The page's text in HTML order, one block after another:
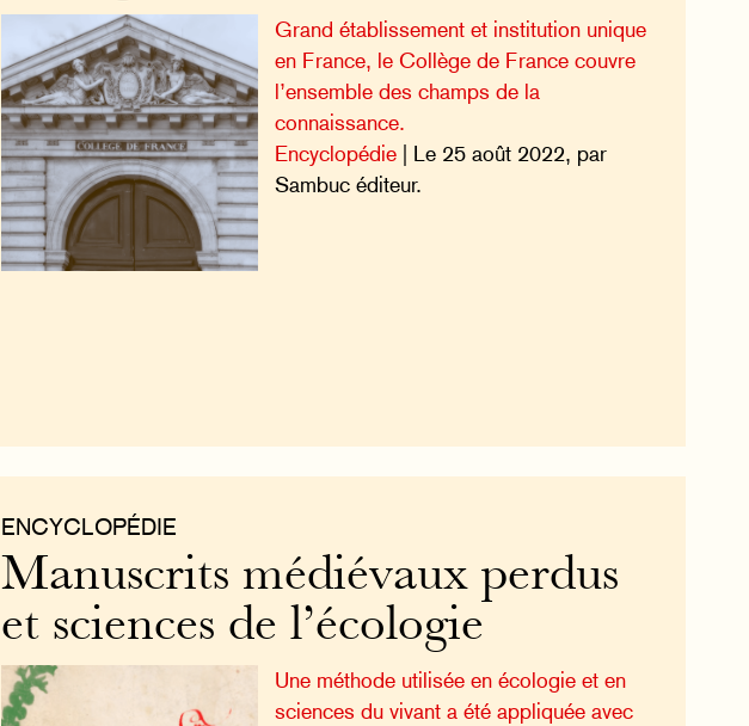
Grand établissement et institution unique
en France, le Collège de France couvre
l’ensemble des champs de la
connaissance.
Encyclopédie| Le 25 août 2022, par
Sambuc éditeur.
ENCYCLOPÉDIE
Manuscrits médiévaux perdus
et sciences de l’écologie
Une méthode utilisée en écologie et en
sciences du vivant a été appliquée avec